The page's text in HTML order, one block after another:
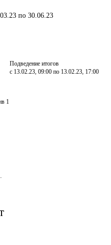
по 30.06.23
Подведение итогов
с 13.02.23, 09:00 по 13.02.23, 17:00
1